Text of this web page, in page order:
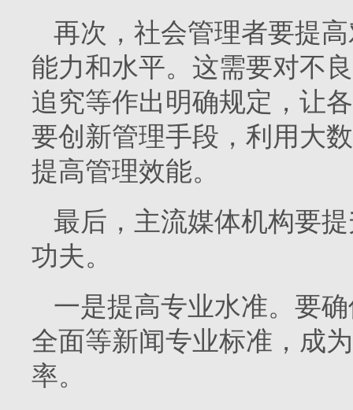
再次，社会管理者要提
能力和水平。这需要对不
追究等作出明确规定，让
要创新管理手段，利用大
提高管理效能。
最后，主流媒体机构要
功夫。
一是提高专业水准。要
全面等新闻专业标准，成
率。